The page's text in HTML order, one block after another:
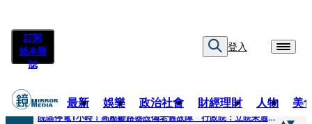
訂閱
紙本雜
誌
登入
最新 娛樂 政治社會 財經理財 人物 美
快訊
院區停電1小時！高壓斷路器設備老舊故障 行政院：立院未通過預算